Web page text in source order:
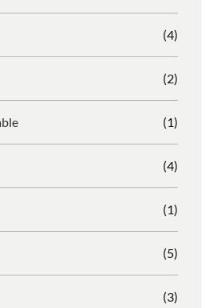
(4)
(2)
(1)
(4)
(1)
(5)
(3)